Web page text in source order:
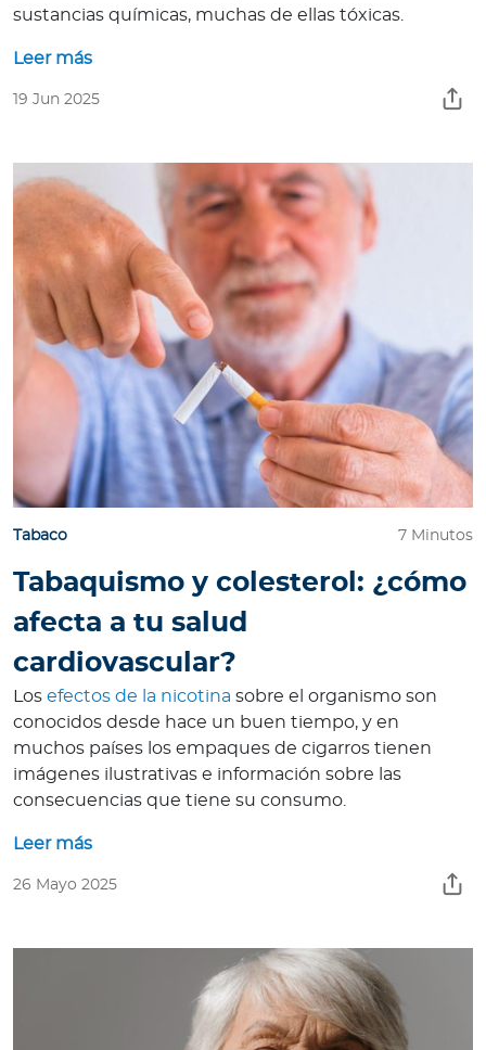
sustancias químicas, muchas de ellas tóxicas.
Leer más
19 Jun 2025
Tabaco 7 Minutos
Tabaquismo y colesterol: ¿cómo
afecta a tu salud
cardiovascular?
Los efectos de la nicotina sobre el organismo son
conocidos desde hace un buen tiempo, y en
muchos países los empaques de cigarros tienen
imágenes ilustrativas e información sobre las
consecuencias que tiene su consumo.
Leer más
26 Mayo 2025